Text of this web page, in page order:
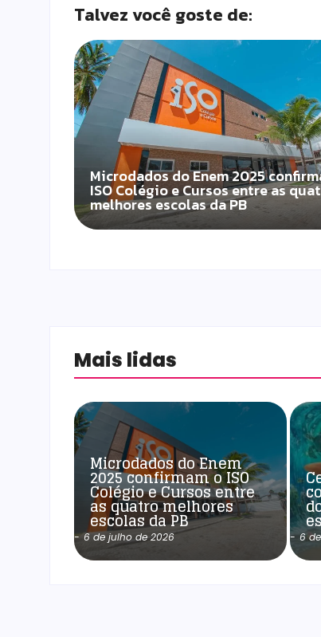
Talvez você goste de:
Microdados do Enem 2025
ISO Colégio e Cursos entre as
melhores escolas da PB
Mais lidas
Microdados do Enem
2025 confirmam o ISO
Colégio e Cursos entre
as quatro melhores
escolas da PB
- 6 de julho de 2026 - 6